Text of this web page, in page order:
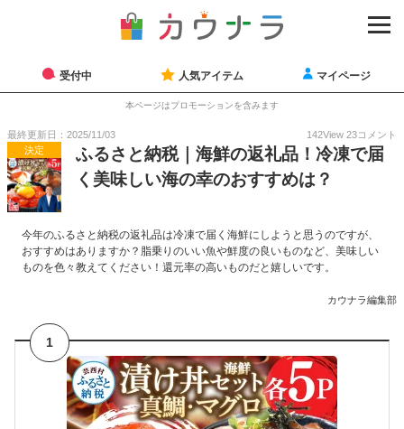
受付中 人気アイテム マイページ
本ページはプロモーションを含みます
最終更新日：2025/11/03 142View 23コメント
決定
ふるさと納税｜海鮮の返礼品！冷凍で届
く美味しい海の幸のおすすめは？
今年のふるさと納税の返礼品は冷凍で届く海鮮にしようと思うのですが、
おすすめはありますか？脂乗りのいい魚や鮮度の良いものなど、美味しい
ものを色々教えてください！還元率の高いものだと嬉しいです。
カウナラ編集部
1